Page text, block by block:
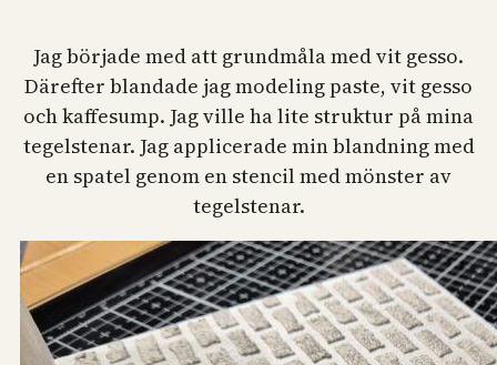
Jag började med att grundmåla med vit gesso.
Därefter blandade jag modeling paste, vit gesso
och kaffesump. Jag ville ha lite struktur på mina
tegelstenar. Jag applicerade min blandning med
en spatel genom en stencil med mönster av
tegelstenar.